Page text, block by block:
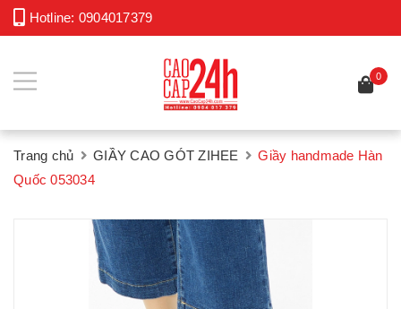
Hotline: 0904017379
0
Trang chủ GIẦY CAO GÓT ZIHEE
Giầy handmade Hàn
Quốc 053034